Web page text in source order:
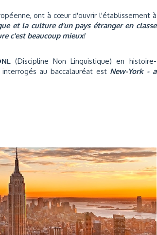
ont à cœur d'ouvrir l'établissement à
et la culture d'un pays étranger en classe
c'est beaucoup mieux!
(Discipline Non Linguistique) en histoire-
au baccalauréat est New-York - a